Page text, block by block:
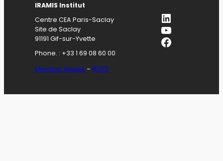
IRAMIS Institut
Centre CEA Paris-Saclay
Site de Saclay
91191 Gif-sur-Yvette
Phone. : +33 1 69 08 60 00
Mentions légales – RGPD
LinkedIn
YouTube
Facebook